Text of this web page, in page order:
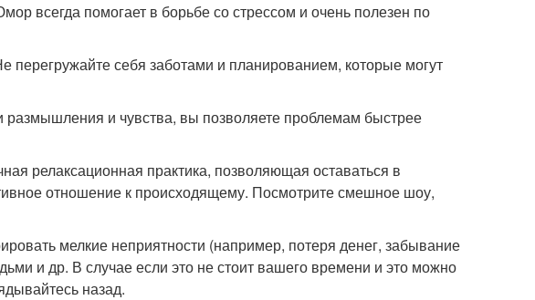
всегда помогает в борьбе со стрессом и очень полезен по
перегружайте себя заботами и планированием, которые могут
и чувства, вы позволяете проблемам быстрее
релаксационная практика, позволяющая оставаться в
отношение к происходящему. Посмотрите смешное шоу,
мелкие неприятности (например, потеря денег, забывание
и др. В случае если это не стоит вашего времени и это можно
назад.